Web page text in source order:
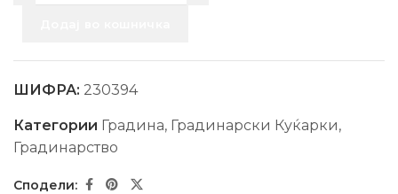
ШИФРА: 230394
Категории Градина, Градинарски Куќарки,
Градинарство